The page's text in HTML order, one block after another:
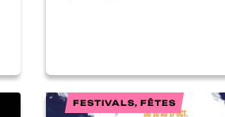
FESTIVALS, FÊTES